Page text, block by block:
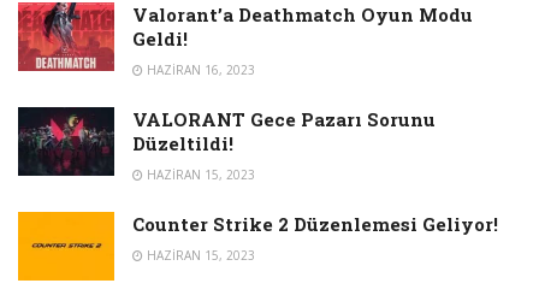
Valorant’a Deathmatch Oyun Modu
Geldi!
HAZIRAN 16, 2023
VALORANT Gece Pazarı Sorunu
Düzeltildi!
HAZIRAN 15, 2023
Counter Strike 2 Düzenlemesi Geliyor!
HAZIRAN 15, 2023